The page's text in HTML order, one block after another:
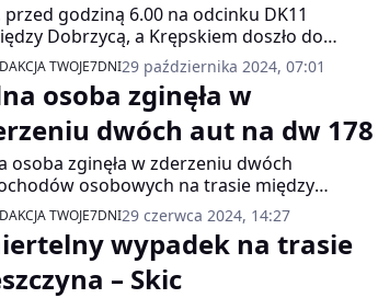
przed godziną 6.00 na odcinku DK11
Dobrzycą, a Krępskiem doszło do
drogowego z udziałem dwóch
osobowych. W wypadku zginęła
osoba.
TWOJE7DNI29 października 2024, 07:01
osoba zginęła w
dwóch aut na dw 178
osoba zginęła w zderzeniu dwóch
osobowych na trasie między
a Gostomią w powiecie wałeckim.
TWOJE7DNI29 czerwca 2024, 14:27
wypadek na trasie
– Skic